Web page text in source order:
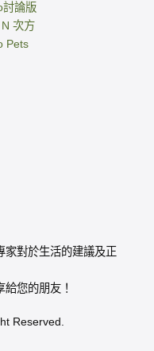
家對於生活的建議及正
您的朋友！
Reserved.
討論版
次方
Pets